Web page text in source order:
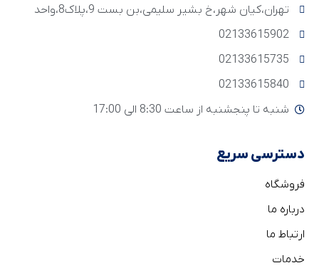
تهران،کیان شهر،خ بشیر سلیمی،بن بست 9،پلاک8،واحد
02133615902
02133615735
02133615840
شنبه تا پنجشنبه از ساعت 8:30 الی 17:00
دسترسی سریع
فروشگاه
درباره ما
ارتباط ما
خدمات